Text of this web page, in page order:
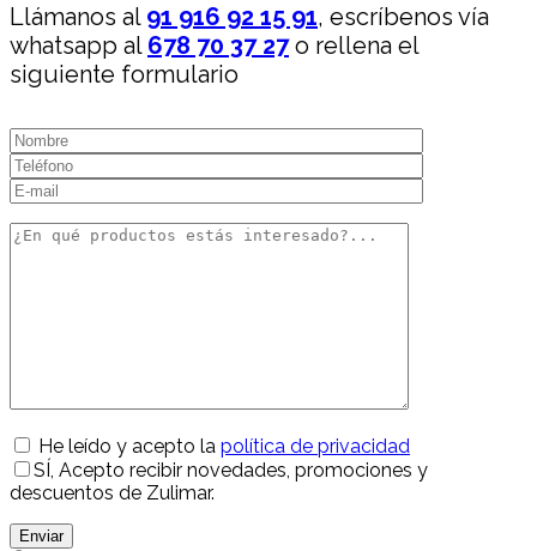
Llámanos al 91 916 92 15 91, escríbenos vía
whatsapp al 678 70 37 27o rellena el
siguiente formulario
He leído y acepto la política de privacidad
SÍ , Acepto recibir novedades, promociones y
descuentos de Zulimar.